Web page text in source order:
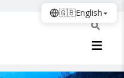
🇬🇧English